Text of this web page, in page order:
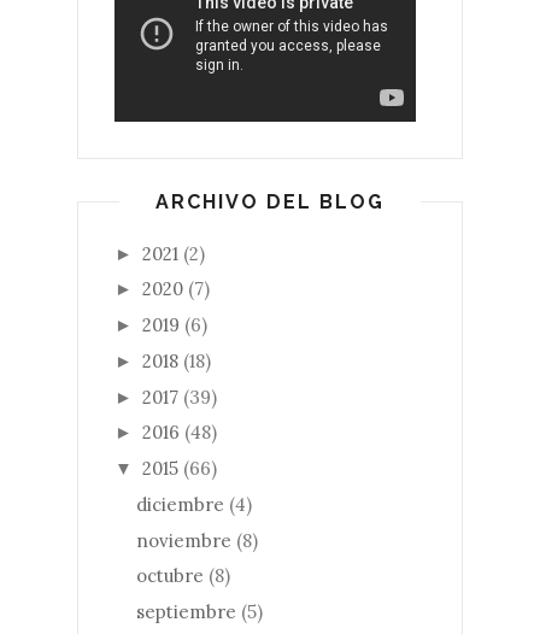
ARCHIVO DEL BLOG
► 2021 (2)
► 2020 (7)
► 2019 (6)
► 2018 (18)
► 2017 (39)
► 2016 (48)
▼ 2015 (66)
diciembre (4)
noviembre (8)
octubre (8)
septiembre (5)